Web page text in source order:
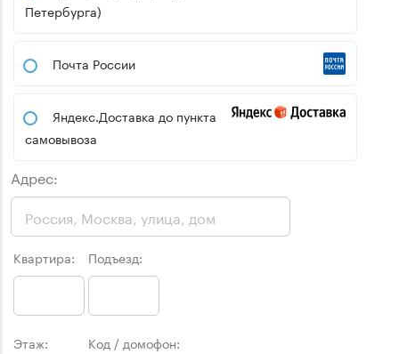
Петербурга)
Почта России
Яндекс.Доставка до пункта
самовывоза
Адрес:
Квартира: Подъезд:
Этаж: Код / домофон: